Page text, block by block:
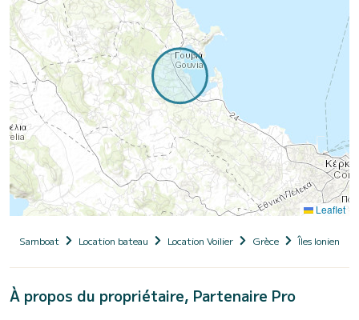
Leaflet
Samboat Location bateau Location Voilier Grèce Îles Ioniennes
À propos du propriétaire, Partenaire Pro